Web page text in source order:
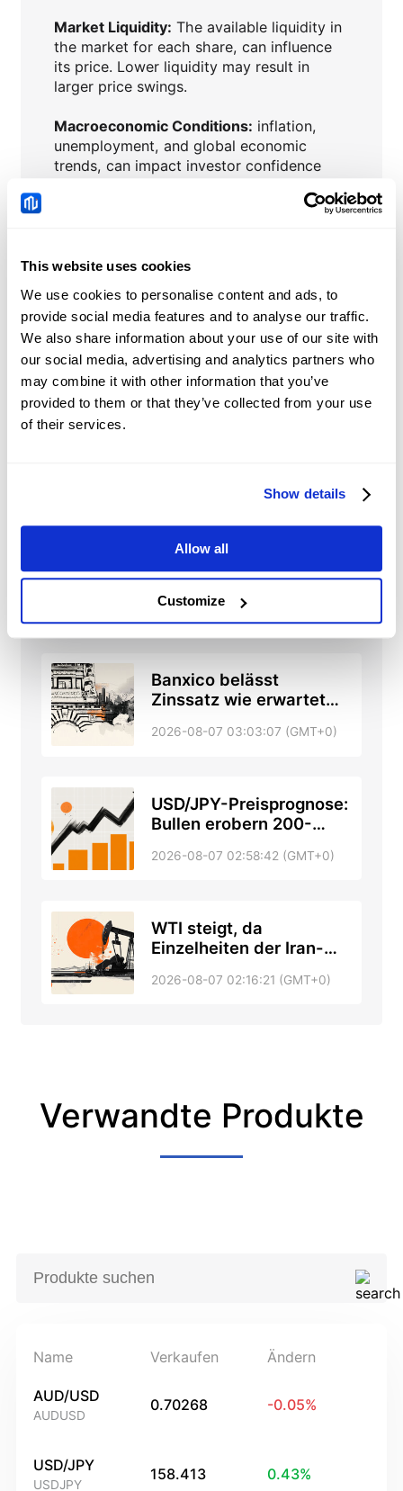
This website uses cookies
We use cookies to personalise content and ads, to
provide social media features and to analyse our traffic.
We also share information about your use of our site with
our social media, advertising and analytics partners who
may combine it with other information that you’ve
provided to them or that they’ve collected from your use
of their services.
Show details
Allow all
Customize
Market Liquidity: The available liquidity in
the market for each share, can influence
its price. Lower liquidity may result in
larger price swings.
Macroeconomic Conditions: inflation,
unemployment, and global economic
trends, can impact investor confidence
attractiveness of shares compared to
Market Sentiment and
Speculation:traders’ perceptions and
expectations and speculative trading may
significantly influence shares’ prices.
Forex Today: US-Dollar
festigt sich vor US-
Jobdaten, da das Risiko
in der Straße von
Hormus zurückkehrt
2026-08-07 04:54:27 (GMT+0)
Banxico belässt
Zinssatz wie erwartet
2026-08-07 03:03:07 (GMT+0)
USD/JPY-Preisprognose:
Bullen erobern 200-
Erholung zurück
2026-08-07 02:58:42 (GMT+0)
WTI steigt, da
Einzelheiten der Iran-
Optimismus über
2026-08-07 02:16:21 (GMT+0)
Verwandte Produkte
Name Verkaufen Ändern
AUD/USD
AUDUSD
0.70268 -0.05%
USD/JPY
USDJPY
158.413 0.43%